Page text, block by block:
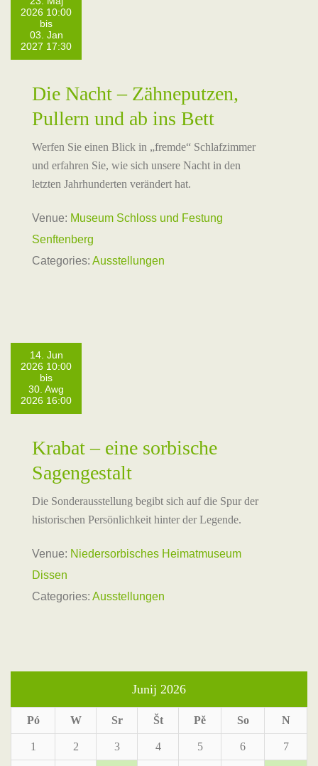
2026 10:00
bis
03. Jan
2027 17:30
Die Nacht – Zähneputzen,
Pullern und ab ins Bett
Werfen Sie einen Blick in „fremde“ Schlafzimmer
und erfahren Sie, wie sich unsere Nacht in den
letzten Jahrhunderten verändert hat.
Venue: Museum Schloss und Festung
Senftenberg
Categories: Ausstellungen
14. Jun
2026 10:00
bis
30. Awg
2026 16:00
Krabat – eine sorbische
Sagengestalt
Die Sonderausstellung begibt sich auf die Spur der
historischen Persönlichkeit hinter der Legende.
Venue: Niedersorbisches Heimatmuseum
Dissen
Categories: Ausstellungen
Junij 2026
Pó W Sr Št Pě So N
1 2 3 4 5 6 7